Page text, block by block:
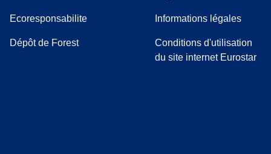
Ecoresponsabilite
Dépôt de Forest
Informations légales
Conditions d'utilisation
du site internet Eurostar